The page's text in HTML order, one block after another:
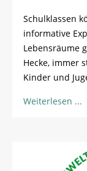
Schulklassen
informative
Lebensräume
Hecke, immer
Kinder und
Weiterlesen